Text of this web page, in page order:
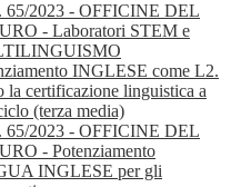
65/2023 - OFFICINE DEL
- Laboratori STEM e
INGLESE come L2.
la certificazione linguistica a
(terza media)
65/2023 - OFFICINE DEL
- Potenziamento
INGLESE per gli